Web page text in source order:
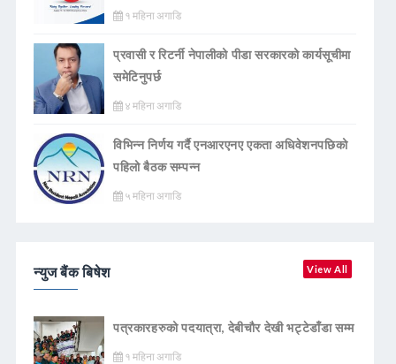
१ महिना अगाडि
प्रवासी र रिटर्नी नेपालीको पीडा सरकारको कार्यसूचीमा
समेटिनुपर्छ
४ महिना अगाडि
विभिन्न निर्णय गर्दै एनआरएनए एकता अधिवेशनपछिको
पहिलो बैठक सम्पन्न
५ महिना अगाडि
न्युज बैंक बिषेश View All
पत्रकारहरुको पदयात्रा, देबीचौर देखी भट्टेडाँडा सम्म
१ महिना अगाडि